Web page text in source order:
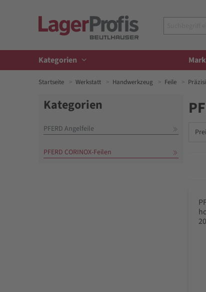
Kategorien
Startseite Werkstatt Handwerkzeug Feile
Kategorien
PFERD Angelfeile
PFERD CORINOX-Feilen